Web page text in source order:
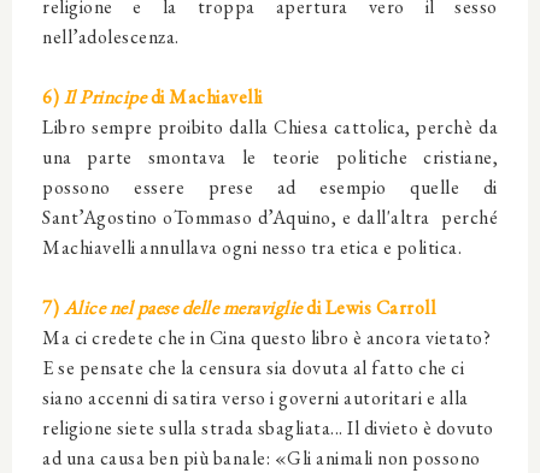
religione e la troppa apertura vero il sesso
nell’adolescenza.
6)Il Principedi Machiavelli
Libro sempre proibito dalla Chiesa cattolica, perchè da
una parte smontava le teorie politiche cristiane,
possono essere prese ad esempio quelle di
Sant’Agostino oTommaso d’Aquino, e dall'altra perché
Machiavelli annullava ogni nesso tra etica e politica.
7)Alice nel paese delle meravigliedi Lewis Carroll
Ma ci credete che in Cina questo libro è ancora vietato?
E se pensate che la censura sia dovuta al fatto che ci
siano accenni di satira verso i governi autoritari e alla
religione siete sulla strada sbagliata... Il divieto è dovuto
ad una causa ben più banale: «Gli animali non possono